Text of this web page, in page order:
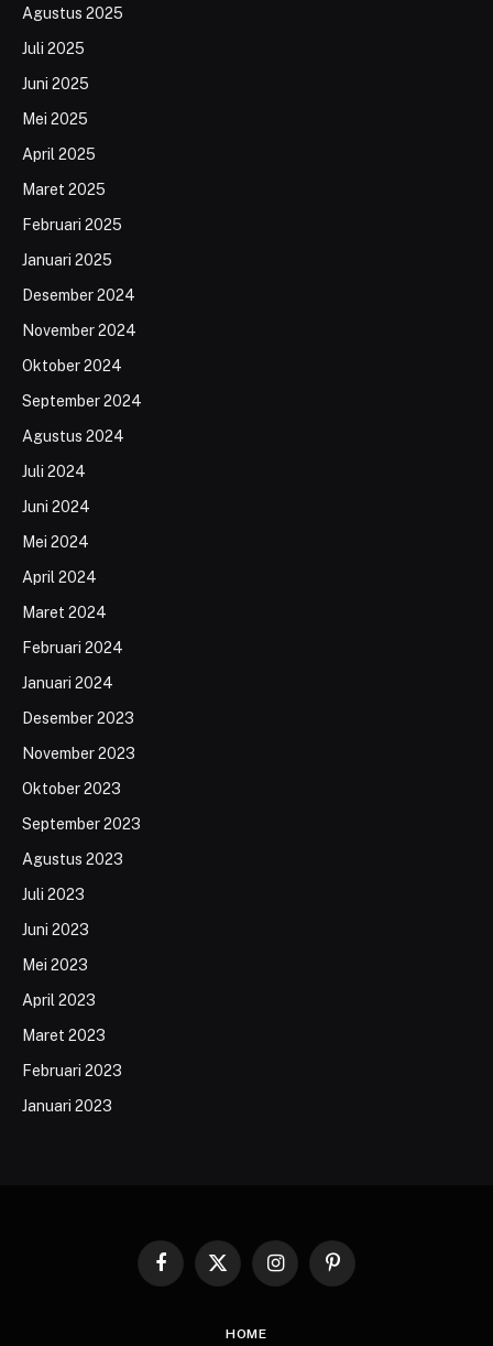
Agustus 2025
Juli 2025
Juni 2025
Mei 2025
April 2025
Maret 2025
Februari 2025
Januari 2025
Desember 2024
November 2024
Oktober 2024
September 2024
Agustus 2024
Juli 2024
Juni 2024
Mei 2024
April 2024
Maret 2024
Februari 2024
Januari 2024
Desember 2023
November 2023
Oktober 2023
September 2023
Agustus 2023
Juli 2023
Juni 2023
Mei 2023
April 2023
Maret 2023
Februari 2023
Januari 2023
Facebook
X
InstagramPinterest
HOME